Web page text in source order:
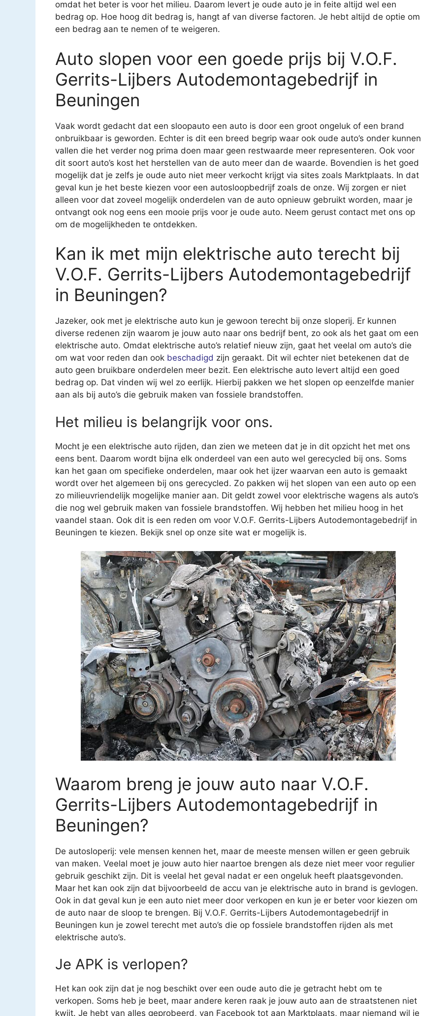
omdat het beter is voor het milieu. Daarom levert je oude auto je in feite altijd wel een
bedrag op. Hoe hoog dit bedrag is, hangt af van diverse factoren. Je hebt altijd de optie om
een bedrag aan te nemen of te weigeren.
Auto slopen voor een goede prijs bij V.O.F.
Gerrits-Lijbers Autodemontagebedrijf in
Beuningen
Vaak wordt gedacht dat een sloopauto een auto is door een groot ongeluk of een brand
onbruikbaar is geworden. Echter is dit een breed begrip waar ook oude auto’s onder kunnen
vallen die het verder nog prima doen maar geen restwaarde meer representeren. Ook voor
dit soort auto’s kost het herstellen van de auto meer dan de waarde. Bovendien is het goed
mogelijk dat je zelfs je oude auto niet meer verkocht krijgt via sites zoals Marktplaats. In dat
geval kun je het beste kiezen voor een autosloopbedrijf zoals de onze. Wij zorgen er niet
alleen voor dat zoveel mogelijk onderdelen van de auto opnieuw gebruikt worden, maar je
ontvangt ook nog eens een mooie prijs voor je oude auto. Neem gerust contact met ons op
om de mogelijkheden te ontdekken.
Kan ik met mijn elektrische auto terecht bij
V.O.F. Gerrits-Lijbers Autodemontagebedrijf
in Beuningen?
Jazeker, ook met je elektrische auto kun je gewoon terecht bij onze sloperij. Er kunnen
diverse redenen zijn waarom je jouw auto naar ons bedrijf bent, zo ook als het gaat om een
elektrische auto. Omdat elektrische auto’s relatief nieuw zijn, gaat het veelal om auto’s die
om wat voor reden dan ook beschadigd zijn geraakt. Dit wil echter niet betekenen dat de
auto geen bruikbare onderdelen meer bezit. Een elektrische auto levert altijd een goed
bedrag op. Dat vinden wij wel zo eerlijk. Hierbij pakken we het slopen op eenzelfde manier
aan als bij auto’s die gebruik maken van fossiele brandstoffen.
Het milieu is belangrijk voor ons.
Mocht je een elektrische auto rijden, dan zien we meteen dat je in dit opzicht het met ons
eens bent. Daarom wordt bijna elk onderdeel van een auto wel gerecycled bij ons. Soms
kan het gaan om specifieke onderdelen, maar ook het ijzer waarvan een auto is gemaakt
wordt over het algemeen bij ons gerecycled. Zo pakken wij het slopen van een auto op een
zo milieuvriendelijk mogelijke manier aan. Dit geldt zowel voor elektrische wagens als auto’s
die nog wel gebruik maken van fossiele brandstoffen. Wij hebben het milieu hoog in het
vaandel staan. Ook dit is een reden om voor V.O.F. Gerrits-Lijbers Autodemontagebedrijf in
Beuningen te kiezen. Bekijk snel op onze site wat er mogelijk is.
Waarom breng je jouw auto naar V.O.F.
Gerrits-Lijbers Autodemontagebedrijf in
Beuningen?
De autosloperij: vele mensen kennen het, maar de meeste mensen willen er geen gebruik
van maken. Veelal moet je jouw auto hier naartoe brengen als deze niet meer voor regulier
gebruik geschikt zijn. Dit is veelal het geval nadat er een ongeluk heeft plaatsgevonden.
Maar het kan ook zijn dat bijvoorbeeld de accu van je elektrische auto in brand is gevlogen.
Ook in dat geval kun je een auto niet meer door verkopen en kun je er beter voor kiezen om
de auto naar de sloop te brengen. Bij V.O.F. Gerrits-Lijbers Autodemontagebedrijf in
Beuningen kun je zowel terecht met auto’s die op fossiele brandstoffen rijden als met
elektrische auto’s.
Je APK is verlopen?
Het kan ook zijn dat je nog beschikt over een oude auto die je getracht hebt om te
verkopen. Soms heb je beet, maar andere keren raak je jouw auto aan de straatstenen niet
kwijt. Je hebt van alles geprobeerd, van Facebook tot aan Marktplaats, maar niemand wil je